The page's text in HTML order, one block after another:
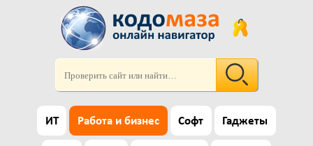
ИТ Работа и бизнес Софт Гаджеты